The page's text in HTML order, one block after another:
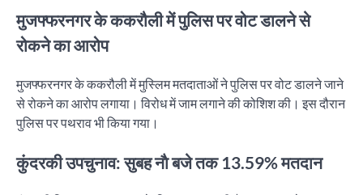
मुजफ्फरनगर के ककरौली में पुलिस पर वोट डालने से
रोकने का आरोप
मुजफ्फरनगर के ककरौली में मुस्लिम मतदाताओं ने पुलिस पर वोट डालने जाने
से रोकने का आरोप लगाया। विरोध में जाम लगाने की कोशिश की। इस दौरान
पुलिस पर पथराव भी किया गया।
कुंदरकी उपचुनाव: सुबह नाै बजे तक 13.59% मतदान